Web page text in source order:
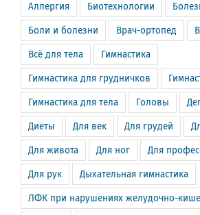
Аллергия Биотехнологии
Боли и болезни Врач-ортопед
Всё для тела Гимнастика
Гимнастика для грудничков
Гимнастика для тела Головы
Диеты Для век Для грудей
Для живота Для ног Для
Для рук Дыхательная гимнастика
ЛФК при нарушениях желудочно-